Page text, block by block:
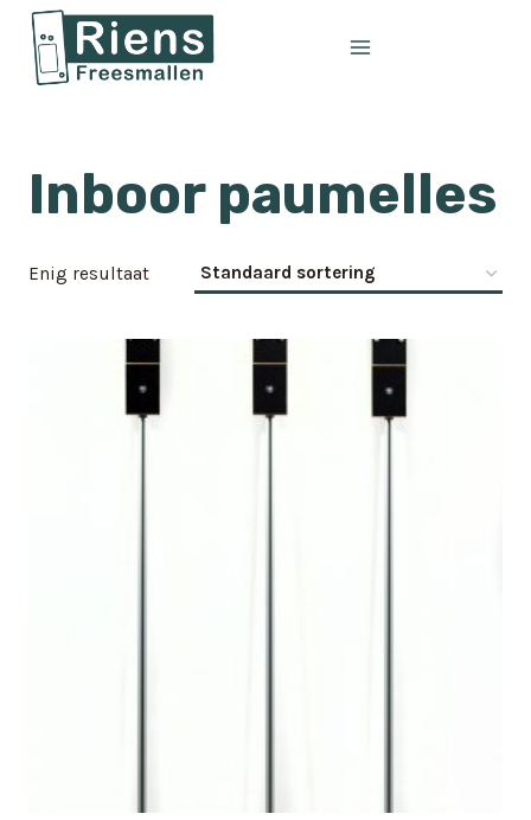
Doorgaan
naar
inhoud
Inboor paumelles
Enig resultaat